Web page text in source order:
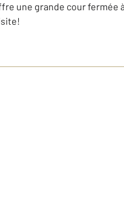
une grande cour fermée